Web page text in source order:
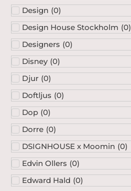
Design (0)
Design House Stockholm (0)
Designers (0)
Disney (0)
Djur (0)
Doftljus (0)
Dop (0)
Dorre (0)
DSIGNHOUSE x Moomin (0)
Edvin Ollers (0)
Edward Hald (0)